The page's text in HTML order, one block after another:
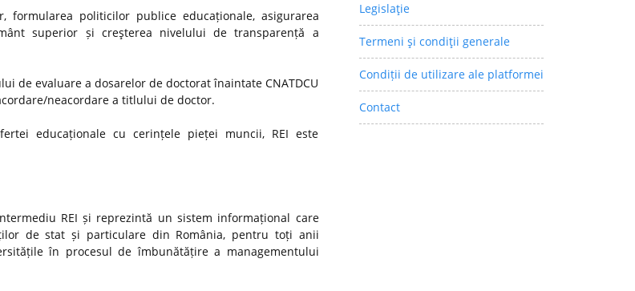
formularea politicilor publice educaționale, asigurarea
superior și creşterea nivelului de transparență a
de evaluare a dosarelor de doctorat înaintate CNATDCU
neacordare a titlului de doctor.
educaționale cu cerințele pieței muncii, REI este
REI și reprezintă un sistem informațional care
de stat și particulare din România, pentru toți anii
în procesul de îmbunătățire a managementului
Legislaţie
Termeni şi condiţii generale
Condiții de utilizare ale platformei
Contact